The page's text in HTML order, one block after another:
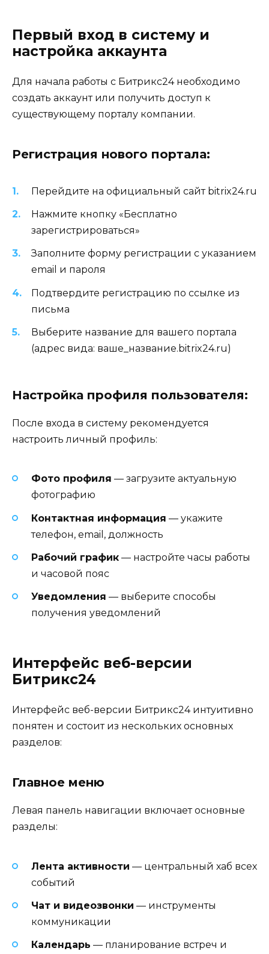
Первый вход в систему и
настройка аккаунта
Для начала работы с Битрикс24 необходимо
создать аккаунт или получить доступ к
существующему порталу компании.
Регистрация нового портала:
Перейдите на официальный сайт bitrix24.ru
Нажмите кнопку «Бесплатно
зарегистрироваться»
Заполните форму регистрации с указанием
email и пароля
Подтвердите регистрацию по ссылке из
письма
Выберите название для вашего портала
(адрес вида: ваше_название.bitrix24.ru)
Настройка профиля пользователя:
После входа в систему рекомендуется
настроить личный профиль:
Фото профиля — загрузите актуальную
фотографию
Контактная информация — укажите
телефон, email, должность
Рабочий график — настройте часы работы
и часовой пояс
Уведомления — выберите способы
получения уведомлений
Интерфейс веб-версии
Битрикс24
Интерфейс веб-версии Битрикс24 интуитивно
понятен и состоит из нескольких основных
разделов:
Главное меню
Левая панель навигации включает основные
разделы:
Лента активности — центральный хаб всех
событий
Чат и видеозвонки — инструменты
коммуникации
Календарь — планирование встреч и